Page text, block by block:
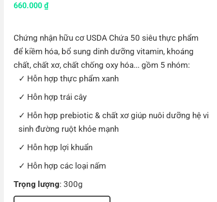
660.000 ₫
Chứng nhận hữu cơ USDA Chứa 50 siêu thực phẩm
để kiềm hóa, bổ sung dinh dưỡng vitamin, khoáng
chất, chất xơ, chất chống oxy hóa... gồm 5 nhóm:
Hỗn hợp thực phẩm xanh
Hỗn hợp trái cây
Hỗn hợp prebiotic & chất xơ giúp nuôi dưỡng hệ vi
sinh đường ruột khỏe mạnh
Hỗn hợp lợi khuẩn
Hỗn hợp các loại nấm
Trọng lượng: 300g